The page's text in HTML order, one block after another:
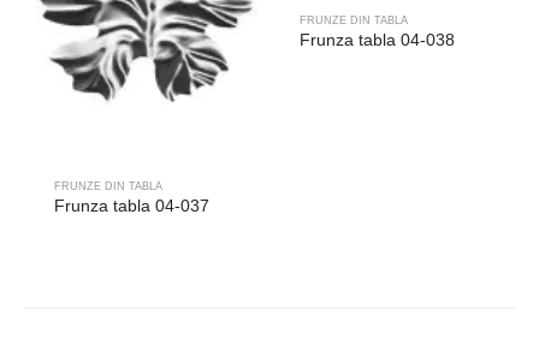
FRUNZE DIN TABLA
Frunza tabla 04-037
FRUNZE DIN TABLA
Frunza tabla 04-038